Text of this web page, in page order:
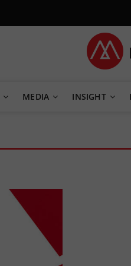
MEDIA INSIGHT